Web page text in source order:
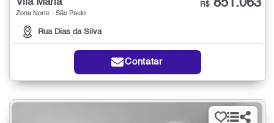
Vila Maria
Zona Norte - São Paulo
Rua Dias da Silva
R$ 851.063
Contatar